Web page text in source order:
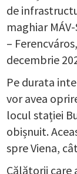
de
maghiar
–
decembrie
Pe durata
vor avea
locul stației
obișnuit.
spre Viena,
Călătorii care